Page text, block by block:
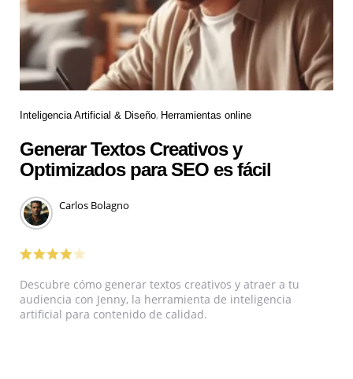
Inteligencia Artificial & Diseño Herramientas online
Generar Textos Creativos y
Optimizados para SEO es fácil
Carlos Bolagno
Descubre cómo generar textos creativos y atraer a tu
audiencia con Jenny, la herramienta de inteligencia
artificial para contenido de calidad.